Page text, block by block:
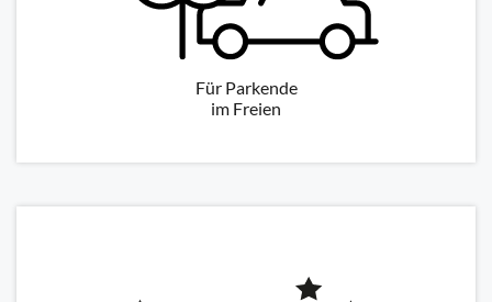
Für Parkende
im Freien